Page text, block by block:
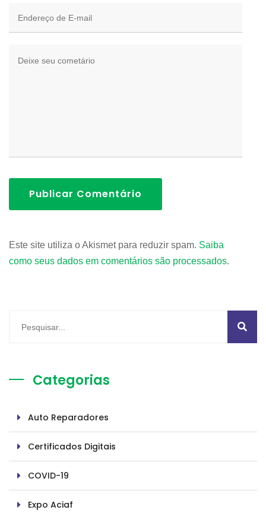
Publicar Comentário
Este site utiliza o Akismet para reduzir spam. Saiba
como seus dados em comentários são processados.
Categorias
Auto Reparadores
Certificados Digitais
COVID-19
Expo Aciaf